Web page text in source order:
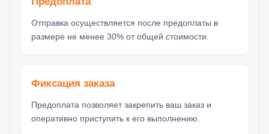
Отправка осуществляется после предоплаты в
размере не менее 30% от общей стоимости.
Фиксация заказа
Предоплата позволяет закрепить ваш заказ и
оперативно приступить к его выполнению.